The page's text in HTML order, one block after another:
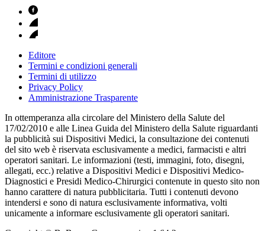
Editore
Termini e condizioni generali
Termini di utilizzo
Privacy Policy
Amministrazione Trasparente
In ottemperanza alla circolare del Ministero della Salute del
17/02/2010 e alle Linea Guida del Ministero della Salute riguardanti
la pubblicità sui Dispositivi Medici, la consultazione dei contenuti
del sito web è riservata esclusivamente a medici, farmacisti e altri
operatori sanitari. Le informazioni (testi, immagini, foto, disegni,
allegati, ecc.) relative a Dispositivi Medici e Dispositivi Medico-
Diagnostici e Presidi Medico-Chirurgici contenute in questo sito non
hanno carattere di natura pubblicitaria. Tutti i contenuti devono
intendersi e sono di natura esclusivamente informativa, volti
unicamente a informare esclusivamente gli operatori sanitari.